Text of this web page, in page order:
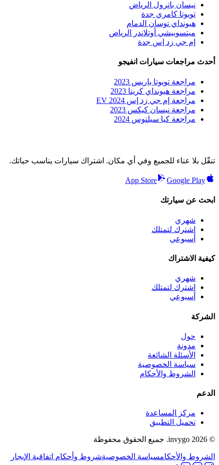
نيسان باترول الرياض
تويوتا كامري جدة
هيونداي توسان الدمام
ميتسوبيشي أوتلاندر الرياض
إم جي زد إس جدة
أحدث مراجعات سيارات انفيجو
مراجعة تويوتا ياريس 2023
مراجعة هيونداي كريتا 2023
مراجعة إم جي زد إس EV 2024
مراجعة نيسان كيكس 2023
مراجعة كيا سيلتوس 2024
تنقّل بلا عناء للجميع وفي أي مكان. اشتراك سيارات يناسب حياتك.
App Store Google Play
ابحث عن سيارتك
شهري
اشترك لتمتلك
أسبوعي
كيفية الاشتراك
شهري
اشترك لتمتلك
أسبوعي
الشركة
حول
مدونة
الأسئلة الشائعة
سياسة الخصوصية
الشروط والأحكام
الدعم
مركز المساعدة
تحميل التطبيق
© 2026 invygo. جميع الحقوق محفوظة
الشروط والأحكامسياسة الخصوصيةشروط وأحكام اتفاقية الإيجار